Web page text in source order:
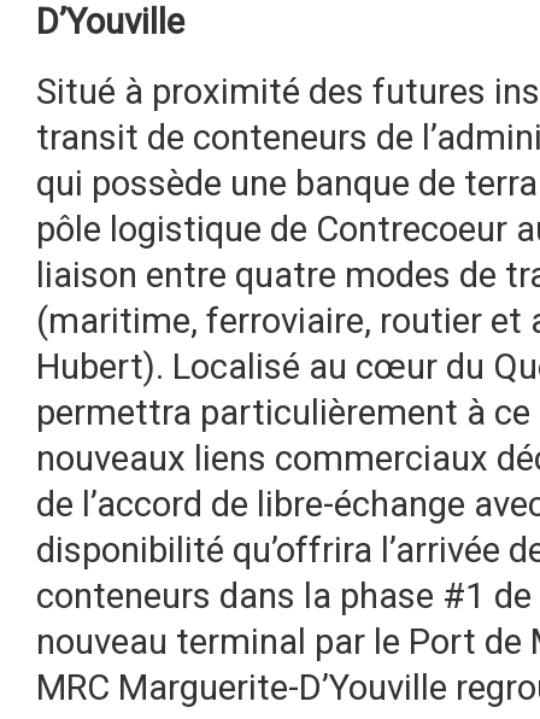
D’Youville
Situé à proximité des futures
transit de conteneurs de
qui possède une banque de
pôle logistique de Contrecoeur
liaison entre quatre modes de
(maritime, ferroviaire, routier et
Hubert). Localisé au cœur du
permettra particulièrement à
nouveaux liens commerciaux
de l’accord de libre-échange
disponibilité qu’offrira l’arrivée
conteneurs dans la phase #1
nouveau terminal par le Port
MRC Marguerite-D’Youville